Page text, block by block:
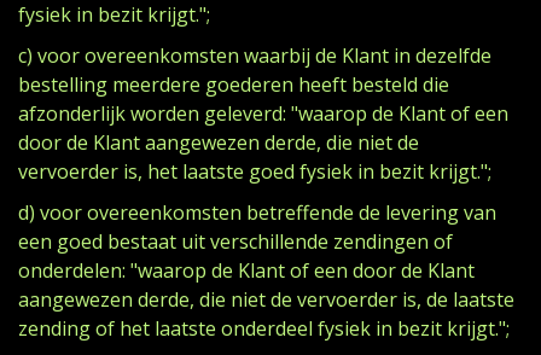
fysiek in bezit krijgt.";
c) voor overeenkomsten waarbij de Klant in dezelfde
bestelling meerdere goederen heeft besteld die
afzonderlijk worden geleverd: "waarop de Klant of een
door de Klant aangewezen derde, die niet de
vervoerder is, het laatste goed fysiek in bezit krijgt.";
d) voor overeenkomsten betreffende de levering van
een goed bestaat uit verschillende zendingen of
onderdelen: "waarop de Klant of een door de Klant
aangewezen derde, die niet de vervoerder is, de laatste
zending of het laatste onderdeel fysiek in bezit krijgt.";